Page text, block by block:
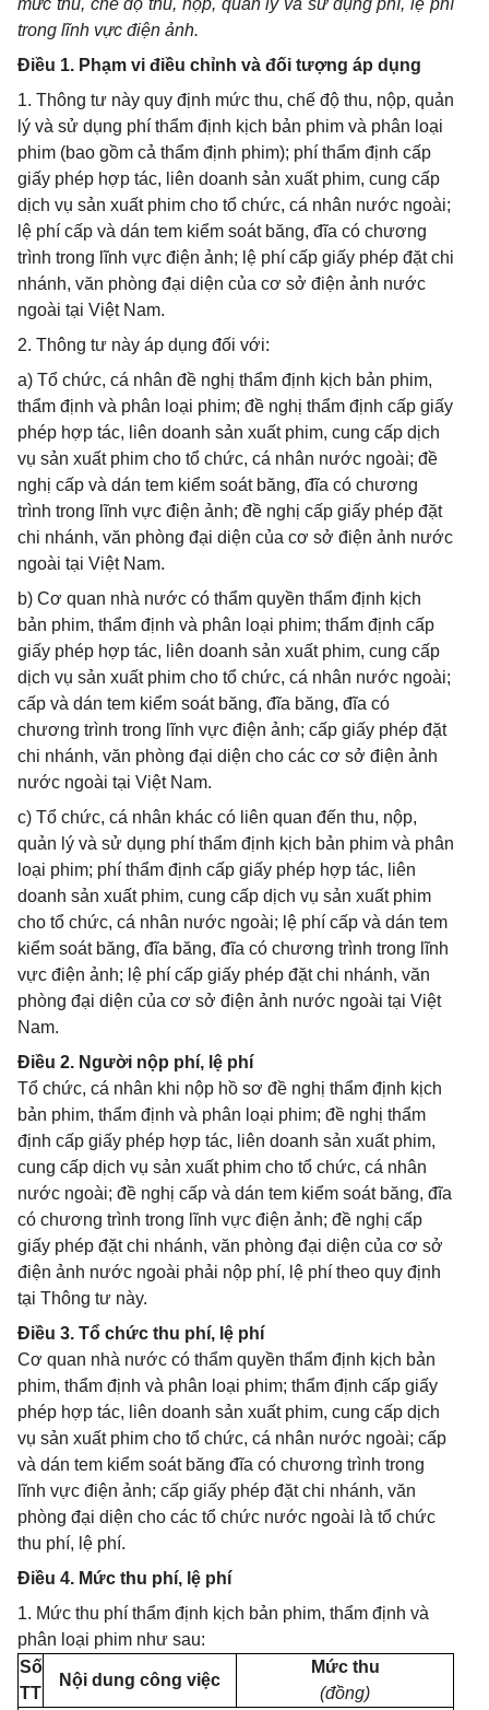
mức thu, chế độ thu, nộp, quản lý và sử dụng phí, lệ phí
trong lĩnh vực điện ảnh.
Điều 1. Phạm vi điều chỉnh và đối tượng áp dụng
1. Thông tư này quy định mức thu, chế độ thu, nộp, quản
lý và sử dụng phí thẩm định kịch bản phim và phân loại
phim (bao gồm cả thẩm định phim); phí thẩm định cấp
giấy phép hợp tác, liên doanh sản xuất phim, cung cấp
dịch vụ sản xuất phim cho tổ chức, cá nhân nước ngoài;
lệ phí cấp và dán tem kiểm soát băng, đĩa có chương
trình trong lĩnh vực điện ảnh; lệ phí cấp giấy phép đặt chi
nhánh, văn phòng đại diện của cơ sở điện ảnh nước
ngoài tại Việt Nam.
2. Thông tư này áp dụng đối với:
a) Tổ chức, cá nhân đề nghị thẩm định kịch bản phim,
thẩm định và phân loại phim; đề nghị thẩm định cấp giấy
phép hợp tác, liên doanh sản xuất phim, cung cấp dịch
vụ sản xuất phim cho tổ chức, cá nhân nước ngoài; đề
nghị cấp và dán tem kiểm soát băng, đĩa có chương
trình trong lĩnh vực điện ảnh; đề nghị cấp giấy phép đặt
chi nhánh, văn phòng đại diện của cơ sở điện ảnh nước
ngoài tại Việt Nam.
b) Cơ quan nhà nước có thẩm quyền thẩm định kịch
bản phim, thẩm định và phân loại phim; thẩm định cấp
giấy phép hợp tác, liên doanh sản xuất phim, cung cấp
dịch vụ sản xuất phim cho tổ chức, cá nhân nước ngoài;
cấp và dán tem kiểm soát băng, đĩa băng, đĩa có
chương trình trong lĩnh vực điện ảnh; cấp giấy phép đặt
chi nhánh, văn phòng đại diện cho các cơ sở điện ảnh
nước ngoài tại Việt Nam.
c) Tổ chức, cá nhân khác có liên quan đến thu, nộp,
quản lý và sử dụng phí thẩm định kịch bản phim và phân
loại phim; phí thẩm định cấp giấy phép hợp tác, liên
doanh sản xuất phim, cung cấp dịch vụ sản xuất phim
cho tổ chức, cá nhân nước ngoài; lệ phí cấp và dán tem
kiểm soát băng, đĩa băng, đĩa có chương trình trong lĩnh
vực điện ảnh; lệ phí cấp giấy phép đặt chi nhánh, văn
phòng đại diện của cơ sở điện ảnh nước ngoài tại Việt
Nam.
Điều 2. Người nộp phí, lệ phí
Tổ chức, cá nhân khi nộp hồ sơ đề nghị thẩm định kịch
bản phim, thẩm định và phân loại phim; đề nghị thẩm
định cấp giấy phép hợp tác, liên doanh sản xuất phim,
cung cấp dịch vụ sản xuất phim cho tổ chức, cá nhân
nước ngoài; đề nghị cấp và dán tem kiểm soát băng, đĩa
có chương trình trong lĩnh vực điện ảnh; đề nghị cấp
giấy phép đặt chi nhánh, văn phòng đại diện của cơ sở
điện ảnh nước ngoài phải nộp phí, lệ phí theo quy định
tại Thông tư này.
Điều 3. Tổ chức thu phí, lệ phí
Cơ quan nhà nước có thẩm quyền thẩm định kịch bản
phim, thẩm định và phân loại phim; thẩm định cấp giấy
phép hợp tác, liên doanh sản xuất phim, cung cấp dịch
vụ sản xuất phim cho tổ chức, cá nhân nước ngoài; cấp
và dán tem kiểm soát băng đĩa có chương trình trong
lĩnh vực điện ảnh; cấp giấy phép đặt chi nhánh, văn
phòng đại diện cho các tổ chức nước ngoài là tổ chức
thu phí, lệ phí.
Điều 4. Mức thu phí, lệ phí
1. Mức thu phí thẩm định kịch bản phim, thẩm định và
phân loại phim như sau:
Số
TT
Nội dung công việc
Mức thu
(đồng)